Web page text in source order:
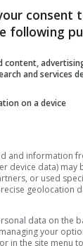
consent
following
content,
and services
on a device
and information
device data) may
or used
geolocation
data on the
your
in the site menu